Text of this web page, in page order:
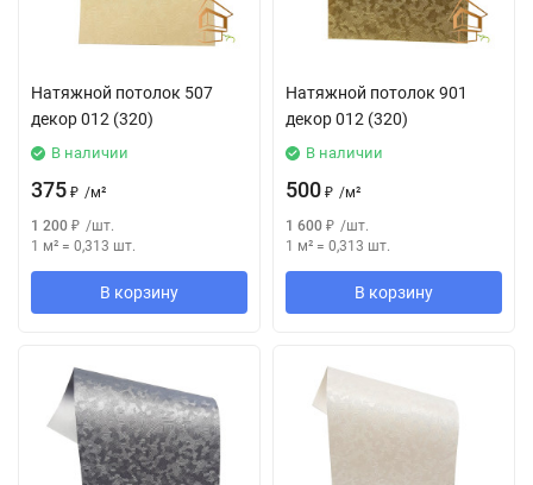
Натяжной потолок 507
декор 012 (320)
В наличии
375 ₽ /м²
1 200 ₽ /шт.
1 м² = 0,313 шт.
В корзину
Натяжной потолок 901
декор 012 (320)
В наличии
500 ₽ /м²
1 600 ₽ /шт.
1 м² = 0,313 шт.
В корзину